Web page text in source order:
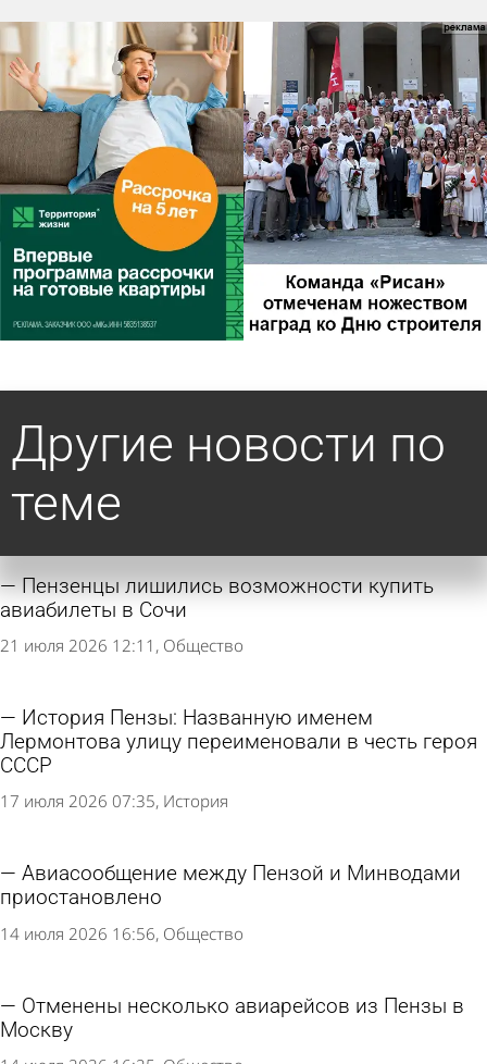
Другие новости по
теме
Пензенцы лишились возможности купить
авиабилеты в Сочи
21 июля 2026 12:11 Общество
История Пензы: Названную именем
Лермонтова улицу переименовали в честь героя
СССР
17 июля 2026 07:35 История
Авиасообщение между Пензой и Минводами
приостановлено
14 июля 2026 16:56 Общество
Отменены несколько авиарейсов из Пензы в
Москву